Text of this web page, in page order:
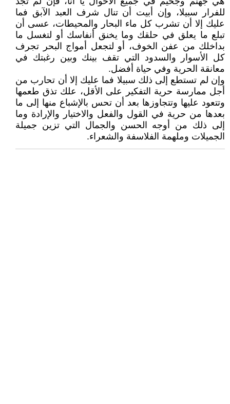
للفرار سبيلا، وإن أبيت أن تنال شرف العبد الآبق فما
عليك إلا أن تشرب كل ماء البحار والمحيطات، عسى أن
تبلع ما يعلق في حلقك وما يخنق أنفاسك أو لتغسل ما
بداخلك من عفن الخوف، أو لتجعل أمواج البحر تجرف
كل الأسوار والسدود التي تقف بينك وبين رغبتك في
معانقة الحرية وفي حياة أفضل.
وإن لم تستطع إلى ذلك سبيلا فما عليك إلا أن تحارب من
أجل ممارسة حرية التفكير على الأقل، علك تذق طعمها
وتتعود عليها وتتجاوزها بعد أن تحس بالإشباع منها إلى ما
بعدها من حرية في القول والفعل والاختيار والإرادة وما
إلى ذلك من أوجه الحسن والجمال التي تزين جميلة
الجميلات وملهمة الفلاسفة والشعراء.